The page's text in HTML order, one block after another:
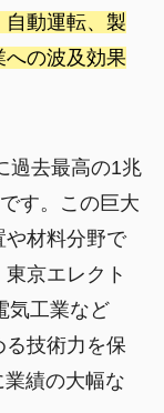
動運転、製
の波及効果
過去最高の1兆
す。この巨大
や材料分野で
京エレクト
気工業など
技術力を保
績の大幅な